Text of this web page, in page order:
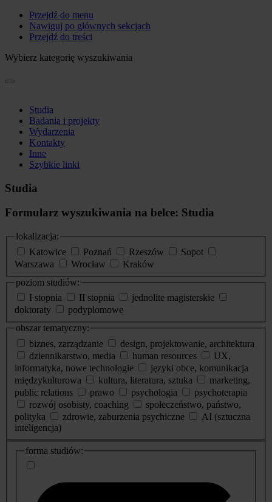
Przejdź do menu
Nawiguj po głównych sekcjach
Przejdź do treści
Wybierz kategorię wyszukiwania
Studia
Badania i projekty
Wydarzenia
Kontakty
Inne
Szybkie linki
Studia
Formularz wyszukiwania na belce: Studia
lokalizacja:
Katowice
Poznań Rzeszów
Sopot
Warszawa
Wrocław
Kraków
poziom studiów:
I stopnia
II stopnia
jednolite magisterskie
doktoraty
podyplomowe
obszar tematyczny:
biznes, zarządzanie
design, projektowanie, architektura
dziennikarstwo, media
human resources
UX,
informatyka, nowe technologie
języki obce, komunikacja
międzykulturowa
kultura, literatura, sztuka
marketing,
public relations
prawo psychologia
psychoterapia
rozwój osobisty, coaching
społeczeństwo, państwo,
polityka
zdrowie, zaburzenia psychiczne
AI (sztuczna
inteligencja)
dodatkowe
informacje
forma studiów: